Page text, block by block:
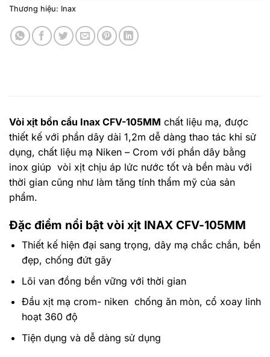
Thương hiệu: Inax
Vòi xịt bồn cầu Inax CFV-105MM chất liệu mạ, được
thiết kế với phần dây dài 1,2m dễ dàng thao tác khi sử
dụng, chất liệu mạ Niken – Crom với phần dây bằng
inox giúp vòi xịt chịu áp lức nước tốt và bền màu với
thời gian cũng như làm tăng tính thẩm mỹ của sản
phẩm.
Đặc điểm nổi bật vòi xịt INAX CFV-105MM
Thiết kế hiện đại sang trọng, dây mạ chắc chắn, bền
đẹp, chống đứt gãy
Lõi van đồng bền vững với thời gian
Đầu xịt mạ crom- niken chống ăn mòn, cổ xoay linh
hoạt 360 độ
Tiện dụng và dễ dàng sử dụng